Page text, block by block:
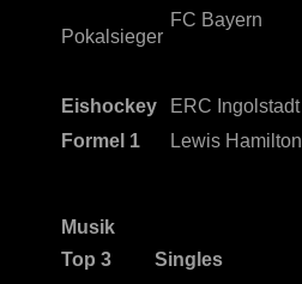
Pokalsieger
FC Bayern
Eishockey
ERC Ingolstadt
Formel 1
Lewis Hamilton
Musik
Top 3
Singles